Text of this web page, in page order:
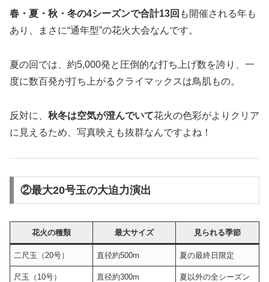
春・夏・秋・冬の4シーズンで合計13回 も開催される年も
あり、まさに“通年型”の花火大会なんです。
夏の回では、約5,000発と圧倒的な打ち上げ数を誇り、一
度に数百発が打ち上がるクライマックスは鳥肌もの。
反対に、 秋冬は空気が澄んでいて花火の色彩がよりクリア
に見えるため、写真映えも抜群なんですよね！
②最大20号玉の大迫力演出
花火の種類 最大サイズ 見られる季節
二尺玉（20号） 直径約500m 夏の最終日限定
尺玉（10号） 直径約300m 夏以外の全シーズン